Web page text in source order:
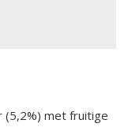
(5,2%) met fruitige